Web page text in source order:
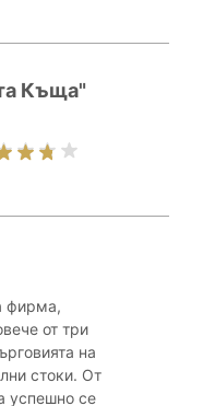
Къща"
фирма,
от три
на
стоки. От
успешно се